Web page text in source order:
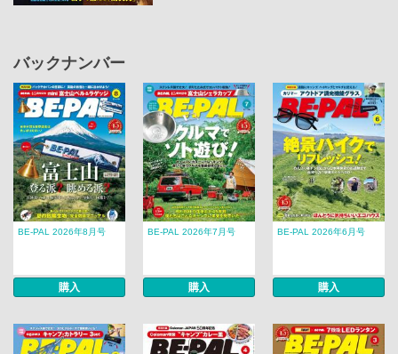
バックナンバー
BE-PAL 2026年8月号
購入
BE-PAL 2026年7月号
購入
BE-PAL 2026年6月号
購入